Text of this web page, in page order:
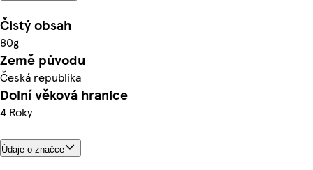
Čistý obsah
80g
Země původu
Česká republika
Dolní věková hranice
4 Roky
Údaje o značce